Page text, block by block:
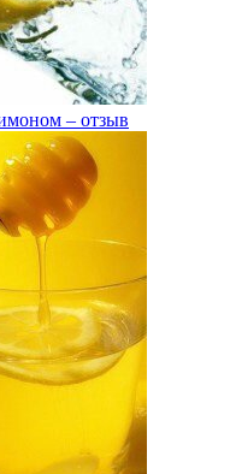
– отзыв